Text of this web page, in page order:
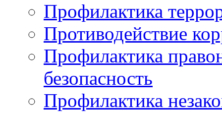
Профилактика
Противодействие
Профилактика
безопасность
Профилактика